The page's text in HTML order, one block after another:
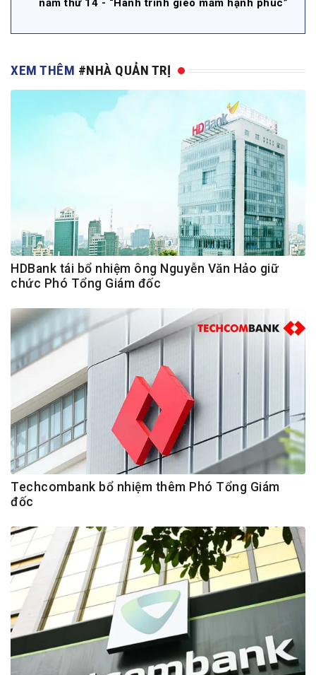
năm thứ 14 - “Hành trình gieo mầm hạnh phúc”
XEM THÊM #NHÀ QUẢN TRỊ
HDBank tái bổ nhiệm ông Nguyễn Văn Hảo giữ
chức Phó Tổng Giám đốc
Techcombank bổ nhiệm thêm Phó Tổng Giám
đốc